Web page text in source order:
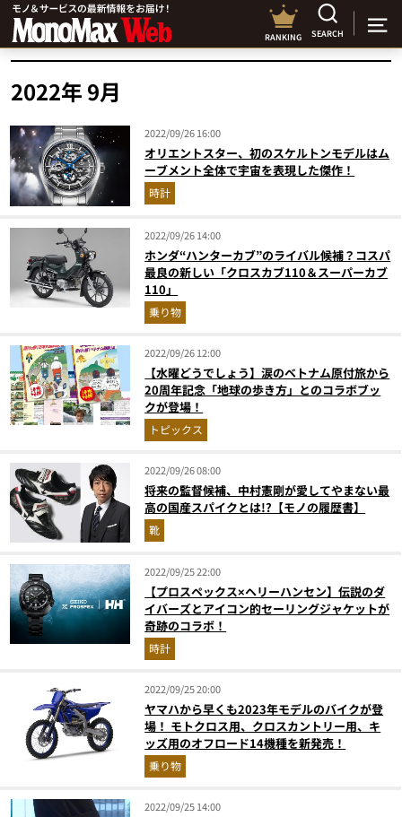
RANKING SEARCH
2022年 9月
2022/09/26 16:00
オリエントスター、初のスケルトンモデルはム
ーブメント全体で宇宙を表現した傑作！
時計
2022/09/26 14:00
ホンダ“ハンターカブ”のライバル候補？コスパ
最良の新しい「クロスカブ110＆スーパーカブ
110」
乗り物
2022/09/26 12:00
【水曜どうでしょう】涙のベトナム原付旅から
20周年記念「地球の歩き方」とのコラボブッ
クが登場！
トピックス
2022/09/26 08:00
将来の監督候補、中村憲剛が愛してやまない最
高の国産スパイクとは!?【モノの履歴書】
靴
2022/09/25 22:00
【プロスペックス×ヘリーハンセン】伝説のダ
イバーズとアイコン的セーリングジャケットが
奇跡のコラボ！
時計
2022/09/25 20:00
ヤマハから早くも2023年モデルのバイクが登
場！ モトクロス用、クロスカントリー用、キ
ッズ用のオフロード14機種を新発売！
乗り物
2022/09/25 14:00